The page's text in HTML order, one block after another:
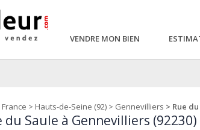
VENDRE MON BIEN
> Hauts-de-Seine (92) > Gennevilliers > Rue
Saule à Gennevilliers (92230)